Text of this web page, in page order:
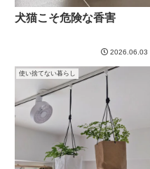
犬猫こそ危険な香害
2026.06.03
使い捨てない暮らし